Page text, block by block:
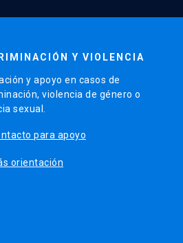
Y VIOLENCIA
y apoyo en casos de
violencia de género o
sexual.
para apoyo
orientación